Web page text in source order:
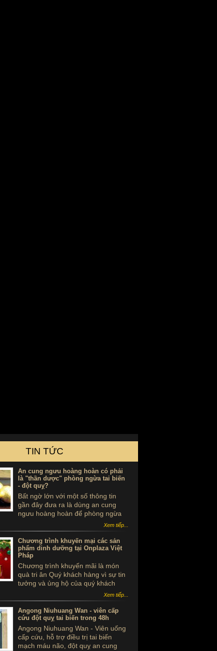
TIN TỨC
An cung ngưu hoàng hoàn có phải
là "thần dược" phòng ngừa tai biến
- đột quỵ?
Bất ngờ lớn với một số thông tin
gần đây đưa ra là dùng an cung
ngưu hoàng hoàn để phòng ngừa
tai biến - đột quỵ là ...tự sát. Thực
hư sản phẩm này ra sao, có thể
dùng để phòng tai biến - đột quỵ
không?
Xem tiếp...
Chương trình khuyến mại các sản
phẩm dinh dưỡng tại Onplaza Việt
Pháp
Chương trình khuyến mãi là món
quà tri ân Quý khách hàng vì sự tin
tưởng và ủng hộ của quý khách
Xem tiếp...
Angong Niuhuang Wan - viên cấp
cứu đột quỵ tai biến trong 48h
Angong Niuhuang Wan - Viên uống
cấp cứu, hỗ trợ điều trị tai biến
mạch máu não, đột quỵ an cung